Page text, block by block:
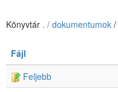
Könyvtár . / dokumentumok /
Fájl
Feljebb